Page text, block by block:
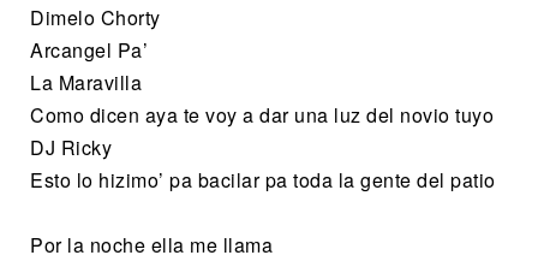
Dimelo Chorty
Arcangel Pa’
La Maravilla
Como dicen aya te voy a dar una luz del novio tuyo
DJ Ricky
Esto lo hizimo’ pa bacilar pa toda la gente del patio
Por la noche ella me llama